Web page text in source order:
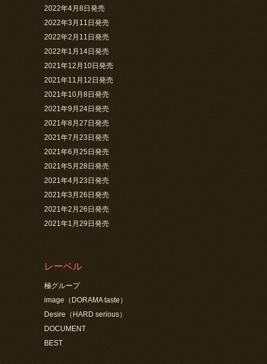
2022年4月8日発売
2022年3月11日発売
2022年2月11日発売
2022年1月14日発売
2021年12月10日発売
2021年11月12日発売
2021年10月8日発売
2021年9月24日発売
2021年8月27日発売
2021年7月23日発売
2021年6月25日発売
2021年5月28日発売
2021年4月23日発売
2021年3月26日発売
2021年2月26日発売
2021年1月29日発売
レーベル
極グループ
image（DORAMA taste）
Desire（HARD serious）
DOCUMENT
BEST